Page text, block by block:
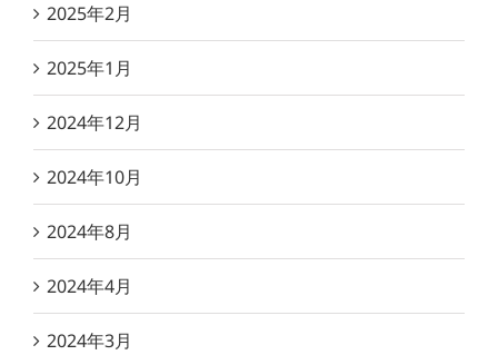
2025年2月
2025年1月
2024年12月
2024年10月
2024年8月
2024年4月
2024年3月